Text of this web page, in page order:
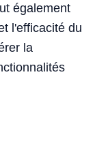
également
l'efficacité du
la